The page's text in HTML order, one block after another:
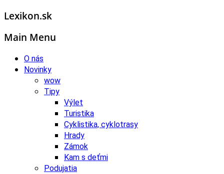
Lexikon.sk
Main Menu
O nás
Novinky
wow
Tipy
Výlet
Turistika
Cyklistika, cyklotrasy
Hrady
Zámok
Kam s deťmi
Podujatia